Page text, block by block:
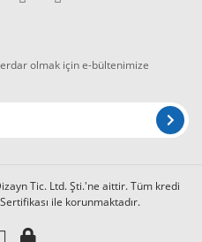
olmak için e-bültenimize
Tic. Ltd. Şti.'ne aittir. Tüm kredi
ile korunmaktadır.